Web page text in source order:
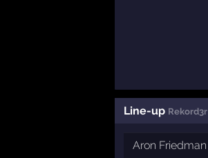
Line-up Rekord3r
Aron Friedman